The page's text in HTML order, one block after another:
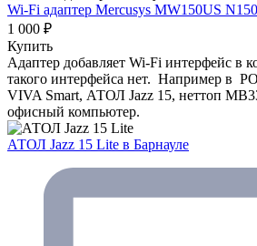
Wi-Fi адаптер Mercusys MW150US
1 000 ₽
Купить
Адаптер добавляет Wi-Fi интерфейс в
такого интерфейса нет. Например в
VIVA Smart, АТОЛ Jazz 15, неттоп
офисный компьютер.
АТОЛ Jazz 15 Lite в Барнауле